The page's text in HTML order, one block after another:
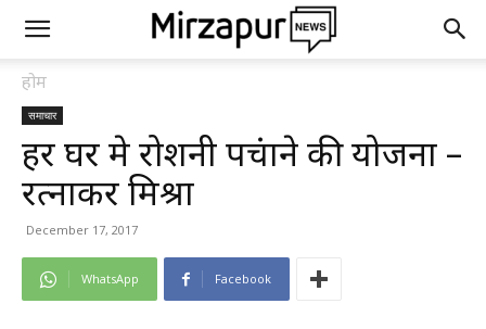
होम
समाचार
हर घर मे रोशनी पहुंचाने की योजना –
रत्नाकर मिश्रा
December 17, 2017
WhatsApp Facebook